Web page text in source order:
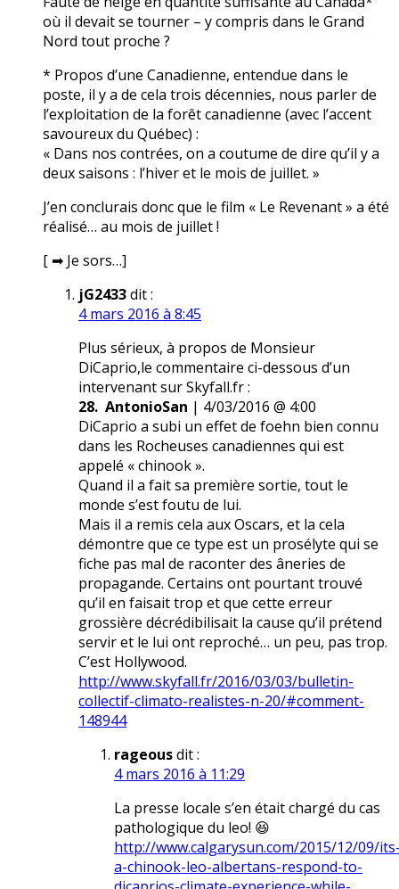
où il devait se tourner – y compris dans le Grand
Nord tout proche ?
* Propos d’une Canadienne, entendue dans le
poste, il y a de cela trois décennies, nous parler de
l’exploitation de la forêt canadienne (avec l’accent
savoureux du Québec) :
« Dans nos contrées, on a coutume de dire qu’il y a
deux saisons : l’hiver et le mois de juillet. »
J’en conclurais donc que le film « Le Revenant » a été
réalisé… au mois de juillet !
[ ➡ Je sors…]
jG2433dit :
4 mars 2016 à 8:45
Plus sérieux, à propos de Monsieur
DiCaprio,le commentaire ci-dessous d’un
intervenant sur Skyfall.fr :
28. AntonioSan | 4/03/2016 @ 4:00
DiCaprio a subi un effet de foehn bien connu
dans les Rocheuses canadiennes qui est
appelé « chinook ».
Quand il a fait sa première sortie, tout le
monde s’est foutu de lui.
Mais il a remis cela aux Oscars, et la cela
démontre que ce type est un prosélyte qui se
fiche pas mal de raconter des âneries de
propagande. Certains ont pourtant trouvé
qu’il en faisait trop et que cette erreur
grossière décrédibilisait la cause qu’il prétend
servir et le lui ont reproché… un peu, pas trop.
C’est Hollywood.
http://www.skyfall.fr/2016/03/03/bulletin-
collectif-climato-realistes-n-20/#comment-
148944
rageousdit :
4 mars 2016 à 11:29
La presse locale s’en était chargé du cas
pathologique du leo! 😆
http://www.calgarysun.com/2015/12/09/
a-chinook-leo-albertans-respond-to-